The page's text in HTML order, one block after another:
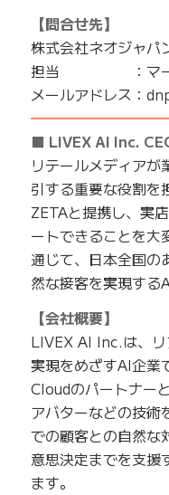
【問合せ先】
株式会社ネオジャパ
担当 ：マーケ
メールアドレス：
■ LIVEX AI Inc.
リテールメディアが
引する重要な役割を
ZETAと提携し、実
ートできることを大
通じて、日本全国の
然な接客を実現する
【会社概要】
LIVEX AI Inc.は、
実現をめざすAI企
Cloudのパートナー
アバターなどの技術
での顧客との自然な
意思決定までを支援
ます。